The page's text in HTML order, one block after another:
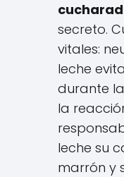
secreto.
vitales:
leche
durante
la
leche su
marrón y